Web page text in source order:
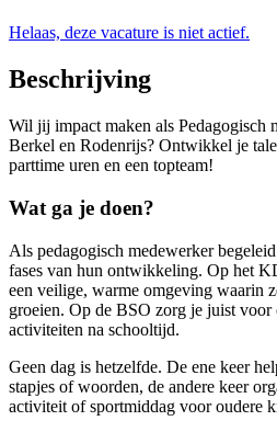
Helaas, deze vacature is niet actief.
Beschrijving
Wil jij impact maken als
Berkel en Rodenrijs? Ontwikkel je
parttime uren en een topteam!
Wat ga je doen?
Als pedagogisch medewerker
fases van hun ontwikkeling. Op het
een veilige, warme omgeving waarin
groeien. Op de BSO zorg je juist
activiteiten na schooltijd.
Geen dag is hetzelfde. De ene keer
stapjes of woorden, de andere keer
activiteit of sportmiddag voor oudere